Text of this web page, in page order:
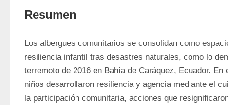
Resumen
Los albergues comunitarios se consolidan como
resiliencia infantil tras desastres naturales, como lo
terremoto de 2016 en Bahía de Caráquez, Ecuador. En
niños desarrollaron resiliencia y agencia mediante el
la participación comunitaria, acciones que